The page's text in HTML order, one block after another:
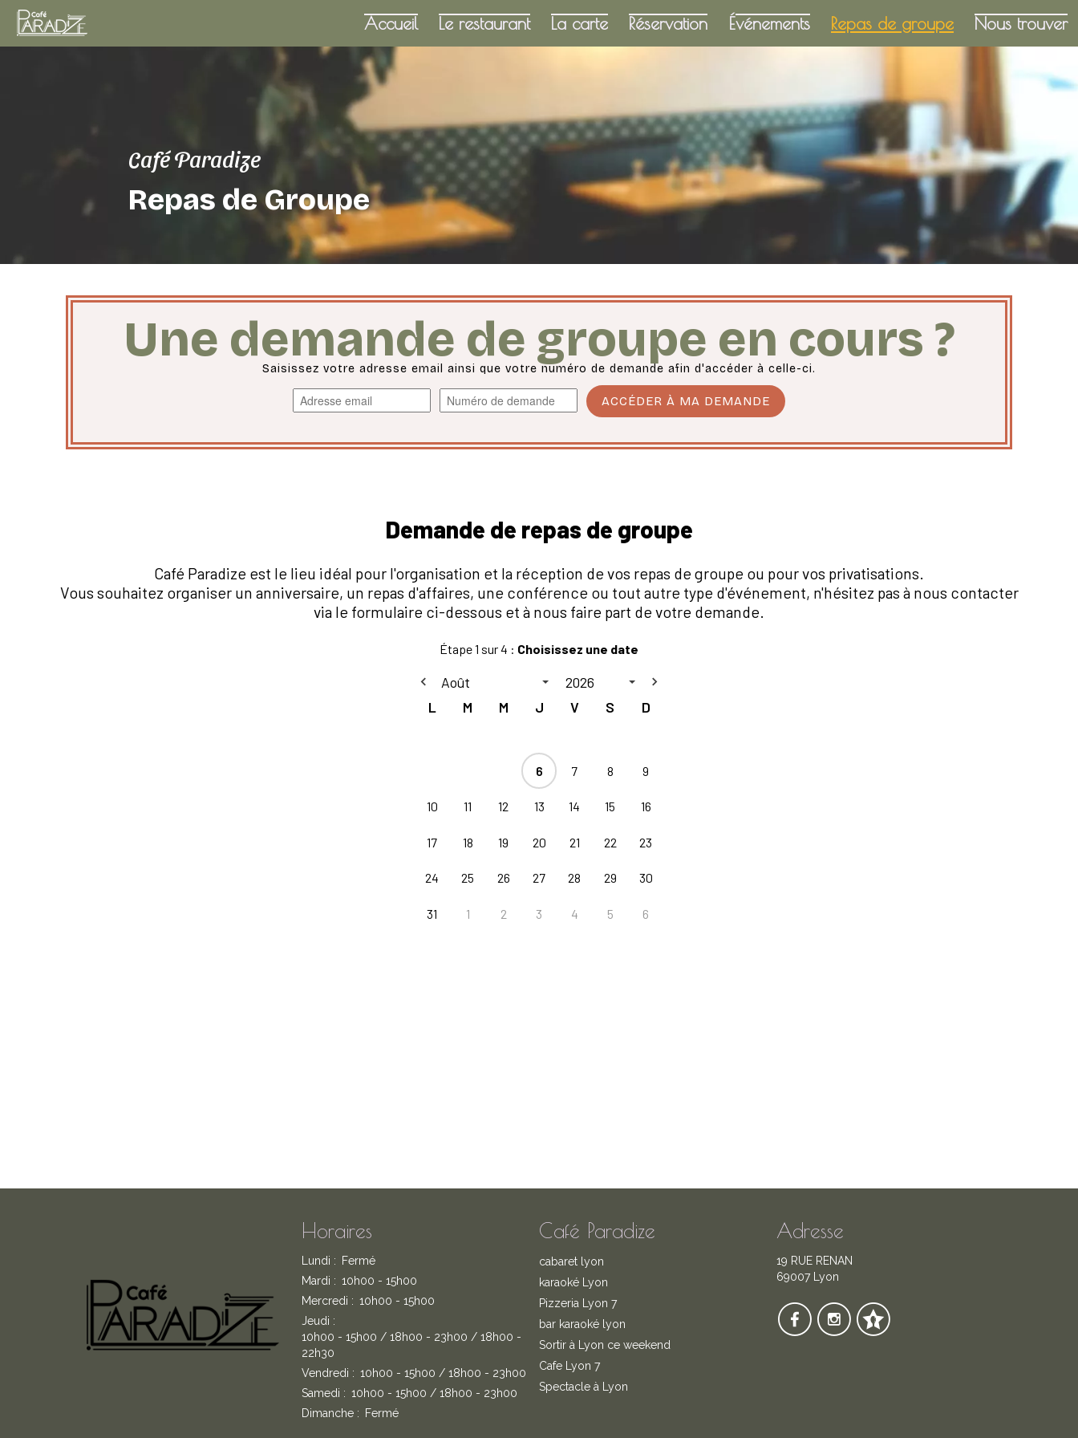
Accueil Le restaurant La carte Réservation Événements Repas de groupe Nous trouver
Café Paradize
Repas de Groupe
Une demande de groupe en cours ?
Saisissez votre adresse email ainsi que votre numéro de demande afin d'accéder à celle-ci.
ACCÉDER À MA DEMANDE
Horaires
Lundi :
Fermé
Mardi : 10h00 - 15h00
Mercredi : 10h00 - 15h00
Jeudi :
10h00 - 15h00 / 18h00 - 23h00 / 18h00 -
22h30
Vendredi : 10h00 - 15h00 / 18h00 - 23h00
Samedi : 10h00 - 15h00 / 18h00 - 23h00
Dimanche :
Fermé
Café Paradize
cabaret lyon
karaoké Lyon
Pizzeria Lyon 7
bar karaoké lyon
Sortir à Lyon ce weekend
Cafe Lyon 7
Spectacle à Lyon
Adresse
19 RUE RENAN
69007 Lyon